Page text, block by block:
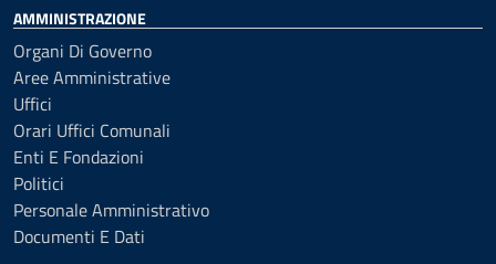
AMMINISTRAZIONE
Organi Di Governo
Aree Amministrative
Uffici
Orari Uffici Comunali
Enti E Fondazioni
Politici
Personale Amministrativo
Documenti E Dati